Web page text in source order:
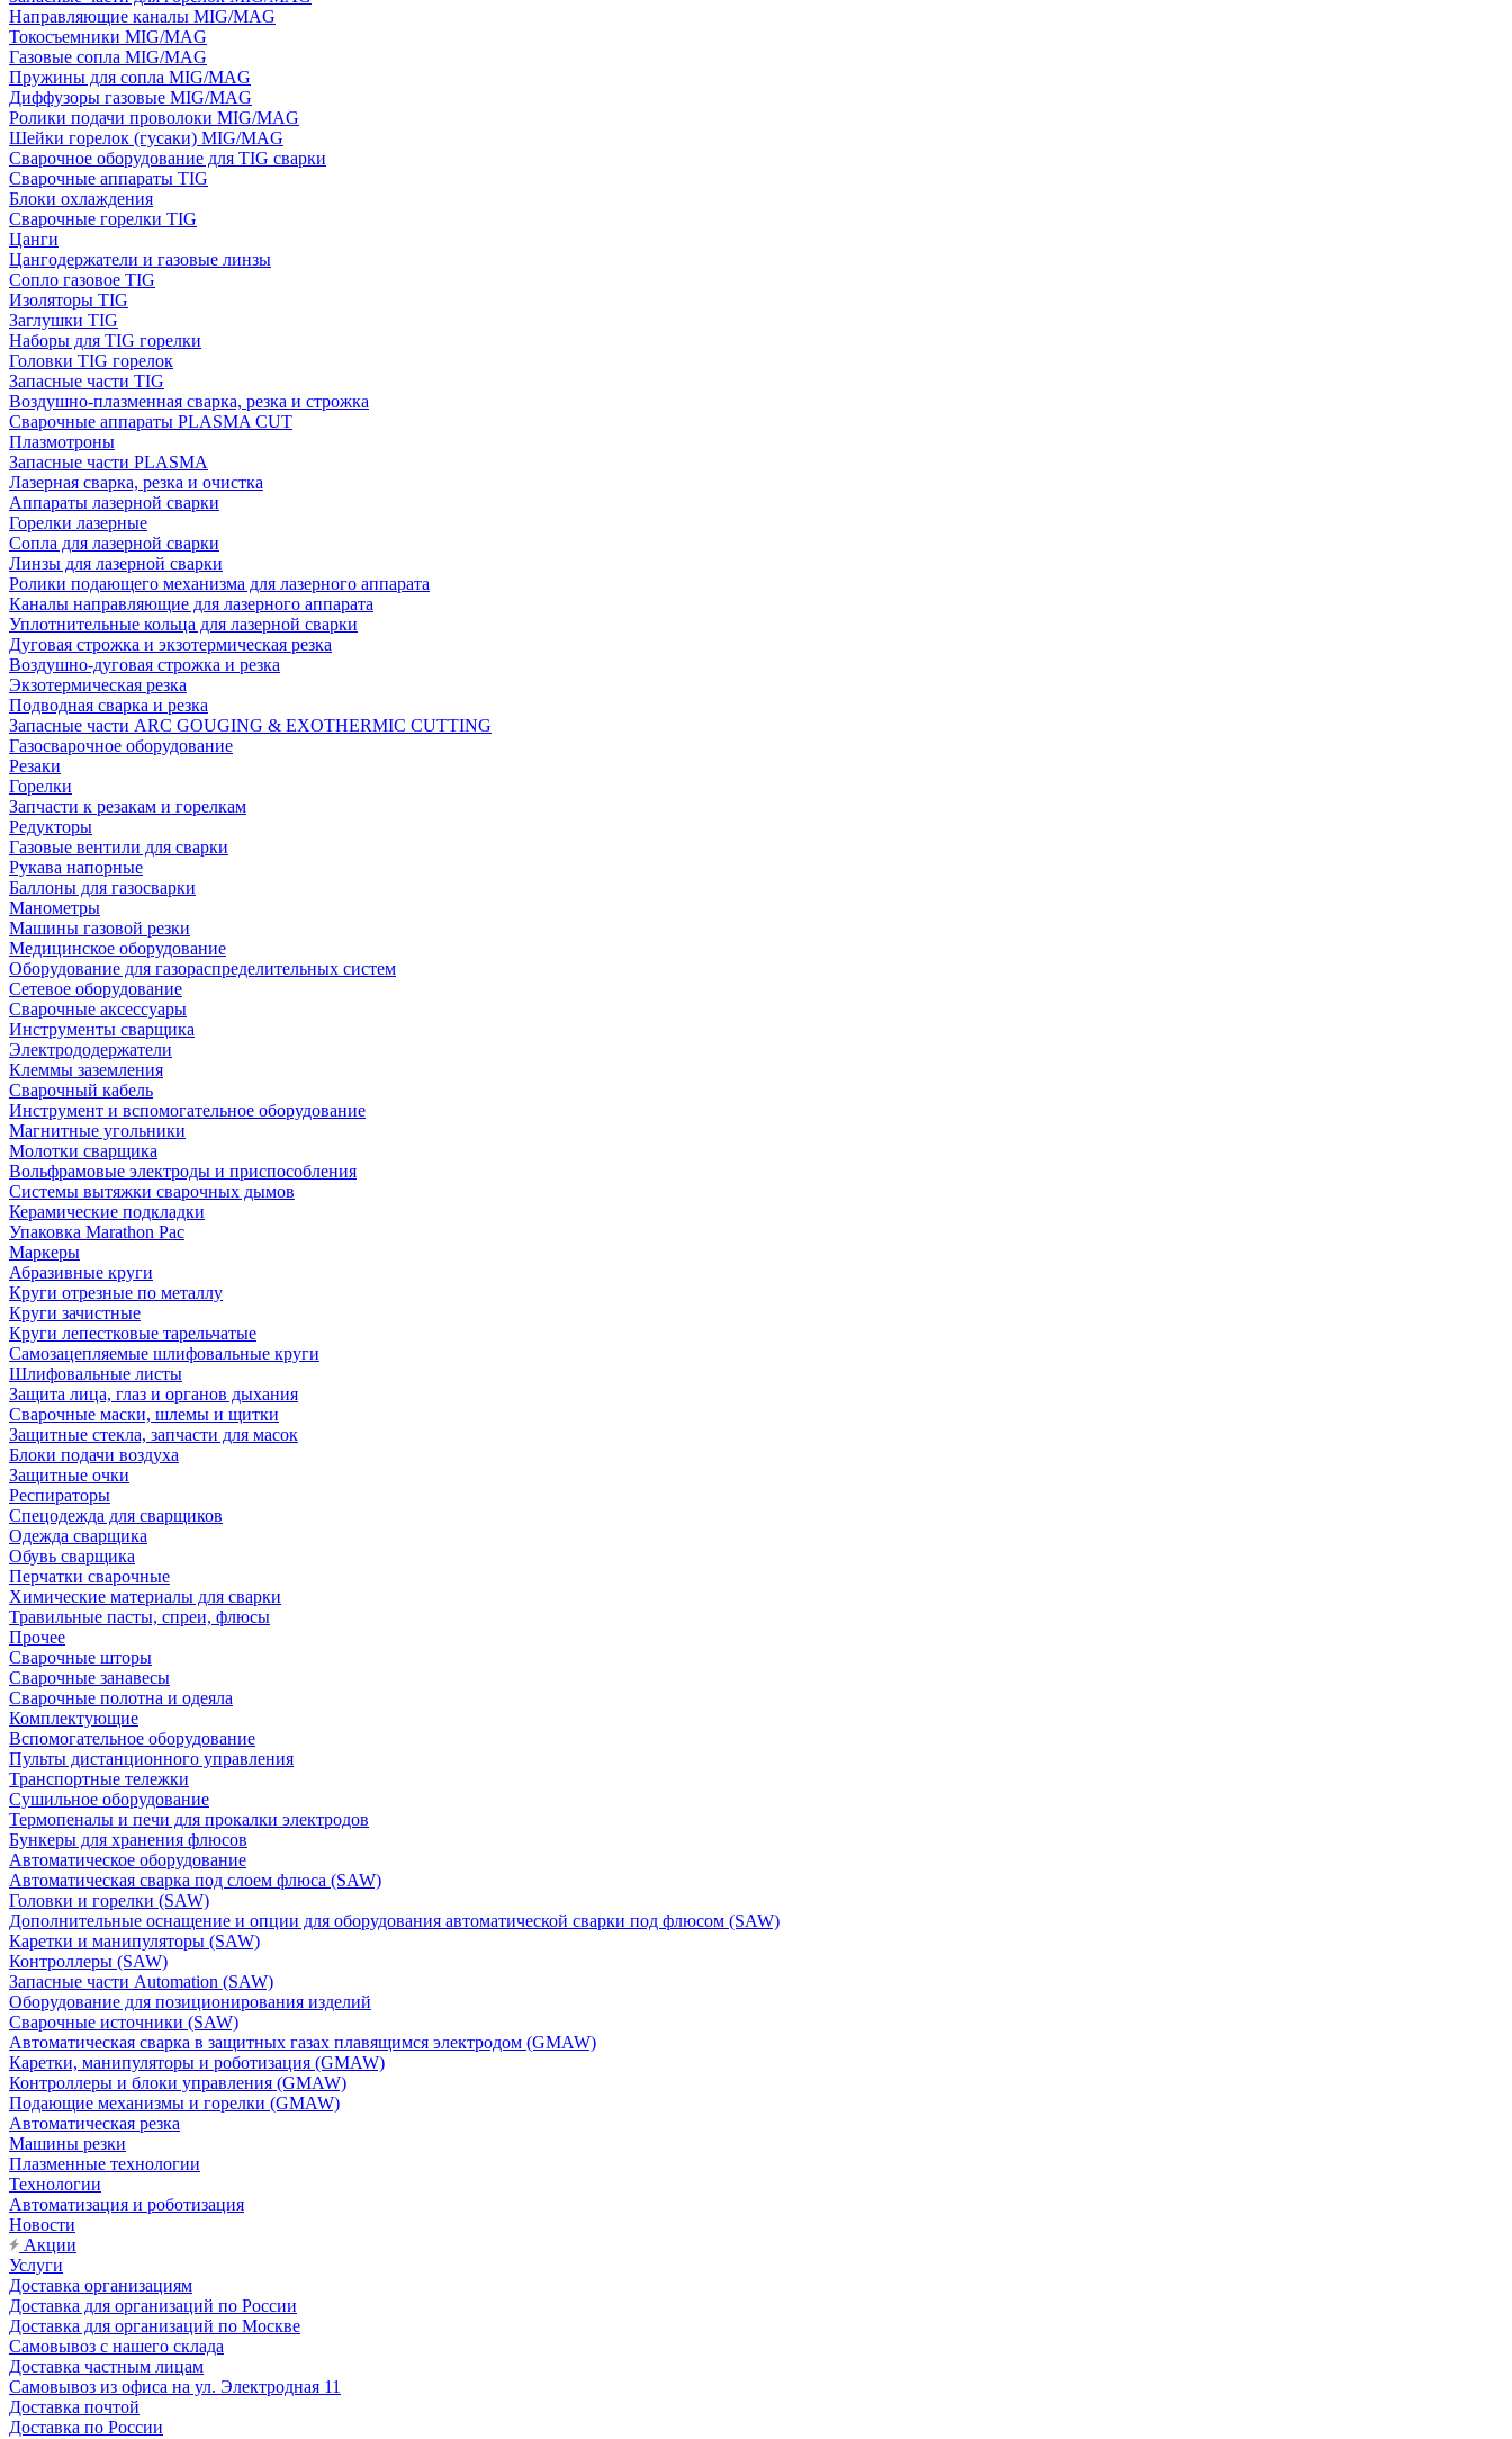
Направляющие каналы MIG/MAG
Токосъемники MIG/MAG
Газовые сопла MIG/MAG
Пружины для сопла MIG/MAG
Диффузоры газовые MIG/MAG
Ролики подачи проволоки MIG/MAG
Шейки горелок (гусаки) MIG/MAG
Сварочное оборудование для TIG сварки
Сварочные аппараты TIG
Блоки охлаждения
Сварочные горелки TIG
Цанги
Цангодержатели и газовые линзы
Сопло газовое TIG
Изоляторы TIG
Заглушки TIG
Наборы для TIG горелки
Головки TIG горелок
Запасные части TIG
Воздушно-плазменная сварка, резка и строжка
Сварочные аппараты PLASMA CUT
Плазмотроны
Запасные части PLASMA
Лазерная сварка, резка и очистка
Аппараты лазерной сварки
Горелки лазерные
Сопла для лазерной сварки
Линзы для лазерной сварки
Ролики подающего механизма для лазерного аппарата
Каналы направляющие для лазерного аппарата
Уплотнительные кольца для лазерной сварки
Дуговая строжка и экзотермическая резка
Воздушно-дуговая строжка и резка
Экзотермическая резка
Подводная сварка и резка
Запасные части ARC GOUGING & EXOTHERMIC CUTTING
Газосварочное оборудование
Резаки
Горелки
Запчасти к резакам и горелкам
Редукторы
Газовые вентили для сварки
Рукава напорные
Баллоны для газосварки
Манометры
Машины газовой резки
Медицинское оборудование
Оборудование для газораспределительных систем
Сетевое оборудование
Сварочные аксессуары
Инструменты сварщика
Электрододержатели
Клеммы заземления
Сварочный кабель
Инструмент и вспомогательное оборудование
Магнитные угольники
Молотки сварщика
Вольфрамовые электроды и приспособления
Системы вытяжки сварочных дымов
Керамические подкладки
Упаковка Marathon Pac
Маркеры
Абразивные круги
Круги отрезные по металлу
Круги зачистные
Круги лепестковые тарельчатые
Самозацепляемые шлифовальные круги
Шлифовальные листы
Защита лица, глаз и органов дыхания
Сварочные маски, шлемы и щитки
Защитные стекла, запчасти для масок
Блоки подачи воздуха
Защитные очки
Респираторы
Спецодежда для сварщиков
Одежда сварщика
Обувь сварщика
Перчатки сварочные
Химические материалы для сварки
Травильные пасты, спреи, флюсы
Прочее
Сварочные шторы
Сварочные занавесы
Сварочные полотна и одеяла
Комплектующие
Вспомогательное оборудование
Пульты дистанционного управления
Транспортные тележки
Сушильное оборудование
Термопеналы и печи для прокалки электродов
Бункеры для хранения флюсов
Автоматическое оборудование
Автоматическая сварка под слоем флюса (SAW)
Головки и горелки (SAW)
Дополнительные оснащение и опции для оборудования автоматической сварки под флюсом (SAW)
Каретки и манипуляторы (SAW)
Контроллеры (SAW)
Запасные части Automation (SAW)
Оборудование для позиционирования изделий
Сварочные источники (SAW)
Автоматическая сварка в защитных газах плавящимся электродом (GMAW)
Каретки, манипуляторы и роботизация (GMAW)
Контроллеры и блоки управления (GMAW)
Подающие механизмы и горелки (GMAW)
Автоматическая резка
Машины резки
Плазменные технологии
Технологии
Автоматизация и роботизация
Новости
Акции
Услуги
Доставка организациям
Доставка для организаций по России
Доставка для организаций по Москве
Самовывоз с нашего склада
Доставка частным лицам
Самовывоз из офиса на ул. Электродная 11
Доставка почтой
Доставка по России